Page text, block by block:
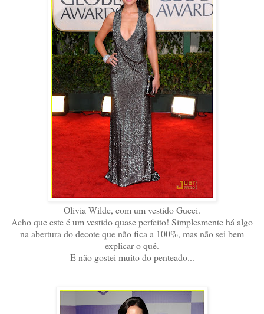
Olivia Wilde, com um vestido Gucci.
Acho que este é um vestido quase perfeito! Simplesmente há algo
na abertura do decote que não fica a 100%, mas não sei bem
explicar o quê.
E não gostei muito do penteado...